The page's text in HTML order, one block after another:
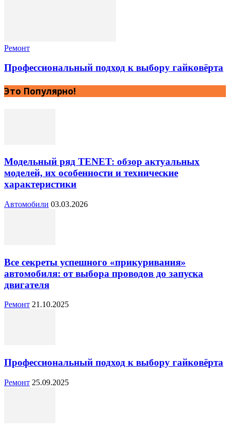
Ремонт
Профессиональный подход к выбору гайковёрта
Это Популярно!
Модельный ряд TENET: обзор актуальных
моделей, их особенности и технические
характеристики
Автомобили 03.03.2026
Все секреты успешного «прикуривания»
автомобиля: от выбора проводов до запуска
двигателя
Ремонт 21.10.2025
Профессиональный подход к выбору гайковёрта
Ремонт 25.09.2025